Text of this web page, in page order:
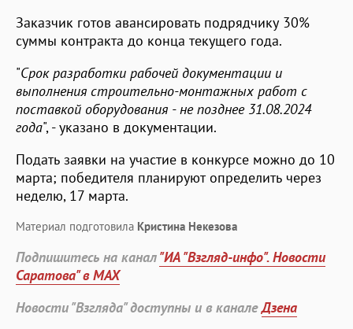
Заказчик готов авансировать подрядчику 30%
суммы контракта до конца текущего года.
"Срок разработки рабочей документации и
выполнения строительно-монтажных работ с
поставкой оборудования - не позднее 31.08.2024
года", - указано в документации.
Подать заявки на участие в конкурсе можно до 10
марта; победителя планируют определить через
неделю, 17 марта.
Материал подготовила Кристина Некезова
Подпишитесь на канал"ИА "Взгляд-инфо". Новости
Саратова" в MAX
Новости "Взгляда" доступны и в каналеДзена